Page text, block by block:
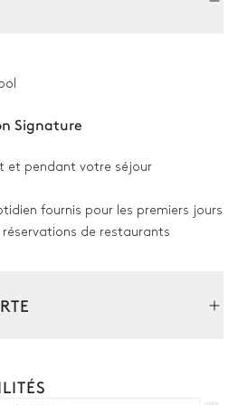
Signature
et pendant votre séjour
fournis pour les premiers jours
de restaurants
départ